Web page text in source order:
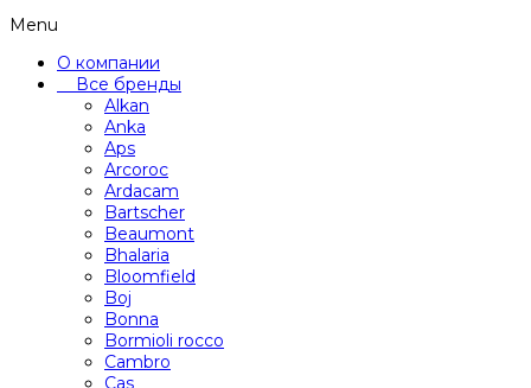
Menu
О компании
Все бренды
Alkan
Anka
Aps
Arcoroc
Ardacam
Bartscher
Beaumont
Bhalaria
Bloomfield
Boj
Bonna
Bormioli rocco
Cambro
Cas